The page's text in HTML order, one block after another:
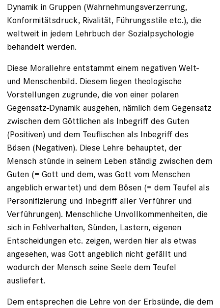
Dynamik in Gruppen (Wahrnehmungsverzerrung,
Konformitätsdruck, Rivalität, Führungsstile etc.), die
weltweit in jedem Lehrbuch der Sozialpsychologie
behandelt werden.
Diese Morallehre entstammt einem negativen Welt-
und Menschenbild. Diesem liegen theologische
Vorstellungen zugrunde, die von einer polaren
Gegensatz-Dynamik ausgehen, nämlich dem Gegensatz
zwischen dem Göttlichen als Inbegriff des Guten
(Positiven) und dem Teuflischen als Inbegriff des
Bösen (Negativen). Diese Lehre behauptet, der
Mensch stünde in seinem Leben ständig zwischen dem
Guten (= Gott und dem, was Gott vom Menschen
angeblich erwartet) und dem Bösen (= dem Teufel als
Personifizierung und Inbegriff aller Verführer und
Verführungen). Menschliche Unvollkommenheiten, die
sich in Fehlverhalten, Sünden, Lastern, eigenen
Entscheidungen etc. zeigen, werden hier als etwas
angesehen, was Gott angeblich nicht gefällt und
wodurch der Mensch seine Seele dem Teufel
ausliefert.
Dem entsprechen die Lehre von der Erbsünde, die dem